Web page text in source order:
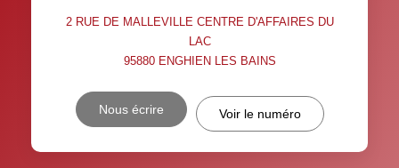
2 RUE DE MALLEVILLE CENTRE D'AFFAIRES DU
LAC
95880 ENGHIEN LES BAINS
Nous écrire Voir le numéro